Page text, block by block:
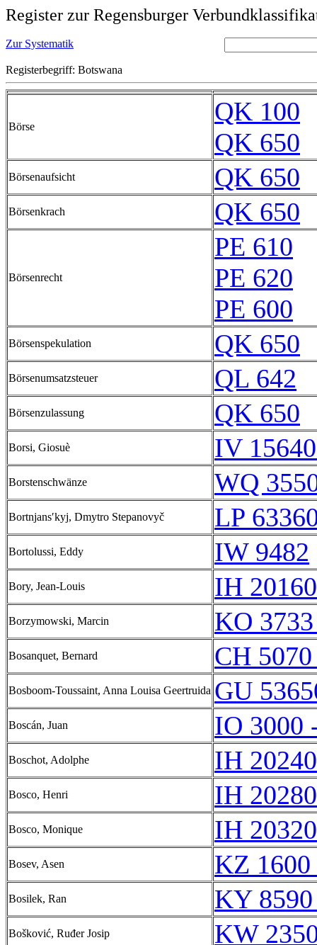
Register zur Regensburger
Zur Systematik
Registerbegriff: Botswana
Börse
QK 100
QK 650
Börsenaufsicht QK 650
Börsenkrach QK 650
Börsenrecht
PE 610
PE 620
PE 600
Börsenspekulation QK 650
Börsenumsatzsteuer QL 642
Börsenzulassung QK 650
Borsi, Giosuè IV
Borstenschwänze WQ
Bortnjansʹkyj, Dmytro Stepanovyč LP
Bortolussi, Eddy IW 9482
Bory, Jean-Louis IH
Borzymowski, Marcin KO
Bosanquet, Bernard CH
Bosboom-Toussaint, Anna Louisa Geertruida GU
Boscán, Juan IO 3000
Boschot, Adolphe IH
Bosco, Henri IH
Bosco, Monique IH
Bosev, Asen KZ
Bosilek, Ran KY
Bošković, Ruđer Josip KW